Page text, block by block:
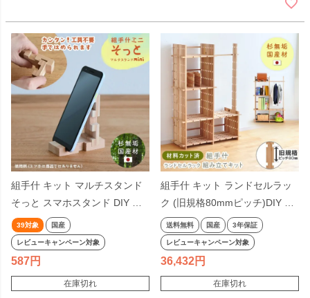
組手什 キット マルチスタンド
そっと スマホスタンド DIY 無
垢材 杉 国産材 天然木 組み立て
工作 日本製 子供 親子で カード
スタンド 写真立て くでじゅう
2312SS10【39】
39対象 国産
レビューキャンペーン対象
587
在庫切れ
組手什 キット ランドセルラッ
ク (旧規格80mmピッチ)DIY 無
垢材 杉 収納 本棚 棚 天然木 子
供 ハンガー ラック 組み立て 工
作 夏休み 日本製 国産 くでじゅ
送料無料 国産 3年保証
レビューキャンペーン対象
36,432
在庫切れ